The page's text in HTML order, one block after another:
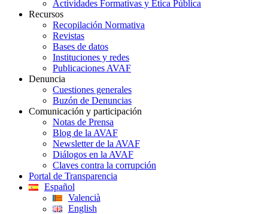
Actividades Formativas y Ética Pública
Recursos
Recopilación Normativa
Revistas
Bases de datos
Instituciones y redes
Publicaciones AVAF
Denuncia
Cuestiones generales
Buzón de Denuncias
Comunicación y participación
Notas de Prensa
Blog de la AVAF
Newsletter de la AVAF
Diálogos en la AVAF
Claves contra la corrupción
Portal de Transparencia
Español
Valencià
English